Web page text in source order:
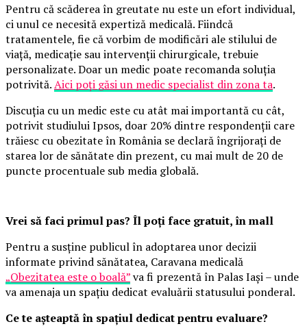
Pentru că scăderea în greutate nu este un efort individual,
ci unul ce necesită expertiză medicală. Fiindcă
tratamentele, fie că vorbim de modificări ale stilului de
viață, medicație sau intervenții chirurgicale, trebuie
personalizate. Doar un medic poate recomanda soluția
potrivită.Aici poți găsi un medic specialist din zona ta.
Discuția cu un medic este cu atât mai importantă cu cât,
potrivit studiului Ipsos, doar 20% dintre respondenții care
trăiesc cu obezitate în România se declară îngrijorați de
starea lor de sănătate din prezent, cu mai mult de 20 de
puncte procentuale sub media globală.
Vrei să faci primul pas? Îl poți face gratuit, în mall
Pentru a susține publicul în adoptarea unor decizii
informate privind sănătatea, Caravana medicală
„Obezitatea este o boală”va fi prezentă în Palas Iași – unde
va amenaja un spațiu dedicat evaluării statusului ponderal.
Ce te așteaptă în spațiul dedicat pentru evaluare?